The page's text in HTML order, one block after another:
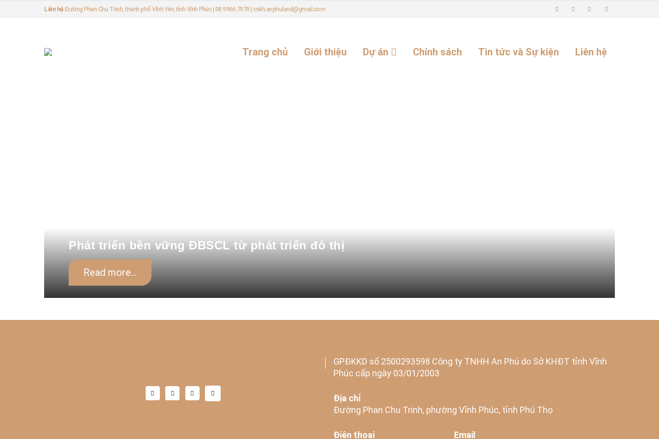
Liên hệ:Đường Phan Chu Trinh, thành phố Vĩnh Yên, tỉnh Vĩnh Phúc | 08 9966 7979 | cskh.anphuland@gmail.com
Trang chủ Giới thiệu Dự án Chính sách Tin tức và Sự kiện Liên hệ
Phát triển bền vững ĐBSCL từ phát triển đô thị
Read more...
GPĐKKD số 2500293598 Công ty TNHH An Phú do Sở KHĐT tỉnh Vĩnh
Phúc cấp ngày 03/01/2003
Địa chỉ
Đường Phan Chu Trinh, phường Vĩnh Phúc, tỉnh Phú Thọ
Điện thoại Email